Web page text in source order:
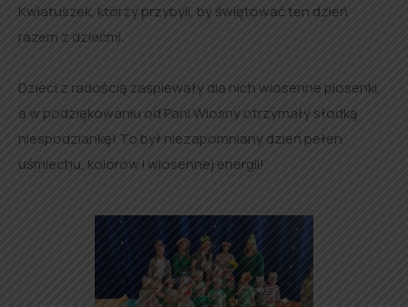
Kwiatuszek, którzy przybyli, by świętować ten dzień
razem z dziećmi.
Dzieci z radością zaśpiewały dla nich wiosenne piosenki,
a w podziękowaniu od Pani Wiosny otrzymały słodką
niespodziankę! To był niezapomniany dzień pełen
uśmiechu, kolorów i wiosennej energii!